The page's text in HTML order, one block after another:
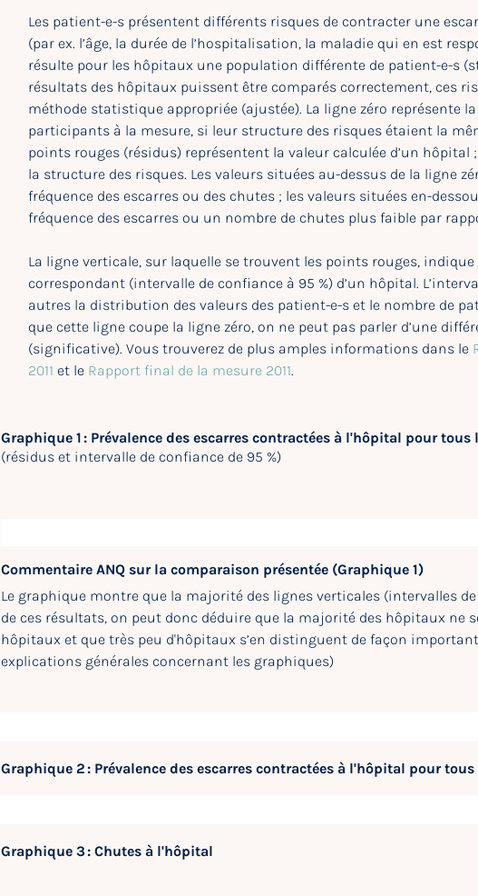
Les patient-e-s présentent différents risques de contracter une
(par ex. l’âge, la durée de l’hospitalisation, la maladie qui en est
résulte pour les hôpitaux une population différente de patient-e-s
résultats des hôpitaux puissent être comparés correctement, ces
méthode statistique appropriée (ajustée). La ligne zéro représente
participants à la mesure, si leur structure des risques étaient la
points rouges (résidus) représentent la valeur calculée d’un
la structure des risques. Les valeurs situées au-dessus de la ligne
fréquence des escarres ou des chutes ; les valeurs situées en-
fréquence des escarres ou un nombre de chutes plus faible par
La ligne verticale, sur laquelle se trouvent les points rouges,
correspondant (intervalle de confiance à 95 %) d’un hôpital.
autres la distribution des valeurs des patient-e-s et le nombre de
que cette ligne coupe la ligne zéro, on ne peut pas parler d’une
(significative). Vous trouverez de plus amples informations dans le
2011 et le Rapport final de la mesure 2011.
Graphique 1 : Prévalence des escarres contractées à l'hôpital pour tous
(résidus et intervalle de confiance de 95 %)
Commentaire ANQ sur la comparaison présentée (Graphique 1)
Le graphique montre que la majorité des lignes verticales (intervalles
de ces résultats, on peut donc déduire que la majorité des hôpitaux ne
hôpitaux et que très peu d'hôpitaux s’en distinguent de façon
explications générales concernant les graphiques)
Graphique 2 : Prévalence des escarres contractées à l'hôpital pour
Graphique 3 : Chutes à l'hôpital